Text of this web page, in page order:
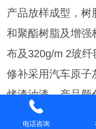
产品放样成型，
和聚酯树脂及增强
布及320g/m 2玻
修补采用汽车原子
烤漆油漆。产品颜
年以上。
电话咨询